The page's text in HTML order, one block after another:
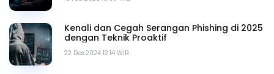
22 Des 2024 12.14 WIB
Kenali dan Cegah Serangan Phishing di 2025
dengan Teknik Proaktif